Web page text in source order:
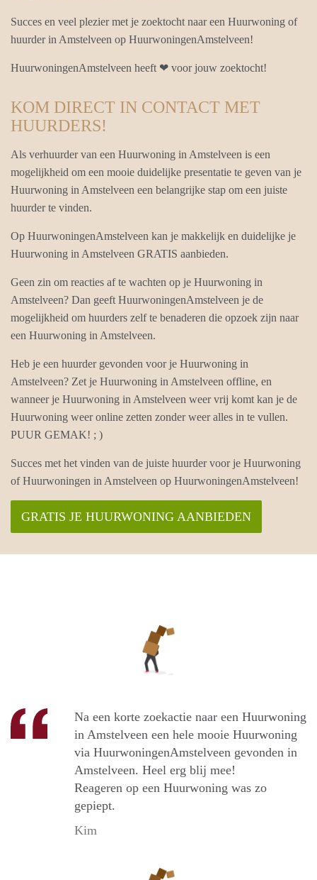
Succes en veel plezier met je zoektocht naar een Huurwoning of
huurder in Amstelveen op HuurwoningenAmstelveen!
HuurwoningenAmstelveen heeft ❤ voor jouw zoektocht!
KOM DIRECT IN CONTACT MET
HUURDERS!
Als verhuurder van een Huurwoning in Amstelveen is een
mogelijkheid om een mooie duidelijke presentatie te geven van je
Huurwoning in Amstelveen een belangrijke stap om een juiste
huurder te vinden.
Op HuurwoningenAmstelveen kan je makkelijk en duidelijke je
Huurwoning in Amstelveen GRATIS aanbieden.
Geen zin om reacties af te wachten op je Huurwoning in
Amstelveen? Dan geeft HuurwoningenAmstelveen je de
mogelijkheid om huurders zelf te benaderen die opzoek zijn naar
een Huurwoning in Amstelveen.
Heb je een huurder gevonden voor je Huurwoning in
Amstelveen? Zet je Huurwoning in Amstelveen offline, en
wanneer je Huurwoning in Amstelveen weer vrij komt kan je de
Huurwoning weer online zetten zonder weer alles in te vullen.
PUUR GEMAK! ; )
Succes met het vinden van de juiste huurder voor je Huurwoning
of Huurwoningen in Amstelveen op HuurwoningenAmstelveen!
GRATIS JE HUURWONING AANBIEDEN
Na een korte zoekactie naar een Huurwoning
in Amstelveen een hele mooie Huurwoning
via HuurwoningenAmstelveen gevonden in
Amstelveen. Heel erg blij mee!
Reageren op een Huurwoning was zo
gepiept.
Kim